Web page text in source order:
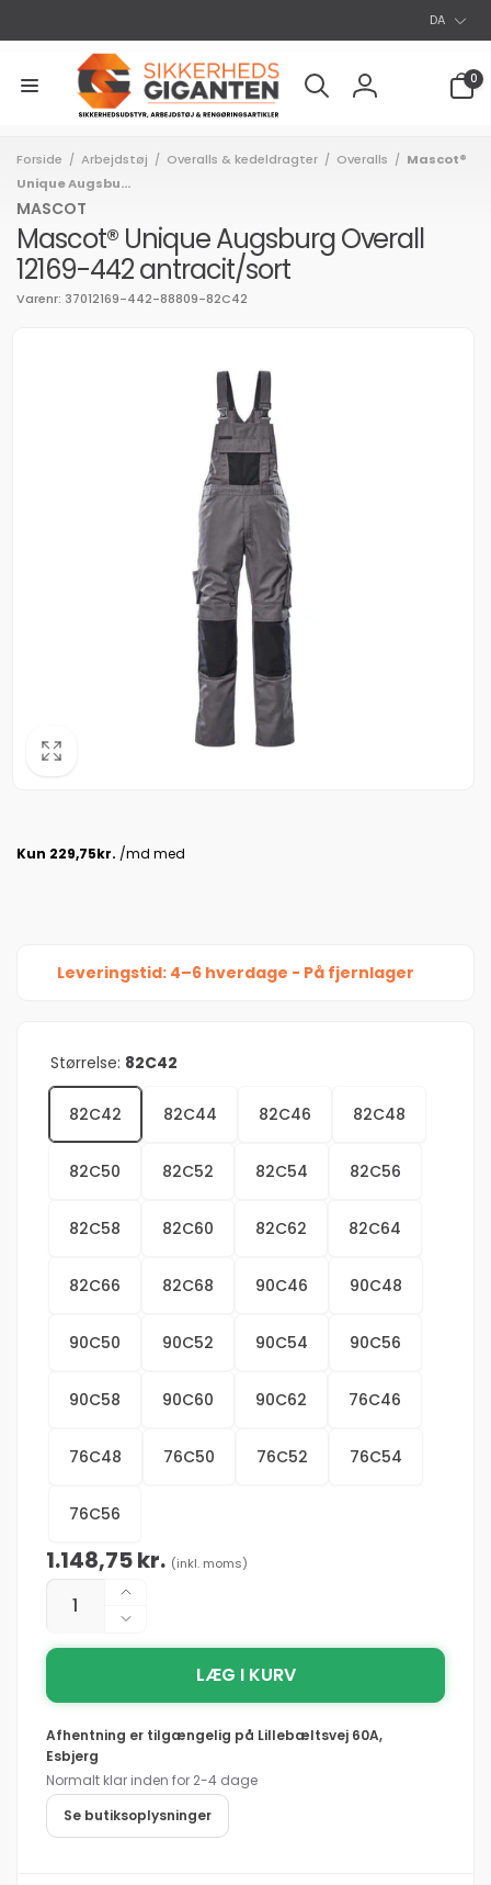
p
DA
Log
0
0
varer
Forside / Arbejdstøj / Overalls & kedeldragter / Overalls / Mascot®
Unique Augsbu...
MASCOT
Mascot® Unique Augsburg Overall
12169-442 antracit/sort
Varenr: 37012169-442-88809-82C42
Leveringstid: 4–6 hverdage - På fjernlager
Størrelse: 82C42
82C42 82C44 82C46 82C48
82C50 82C52 82C54 82C56
82C58 82C60 82C62 82C64
82C66 82C68 90C46 90C48
90C50 90C52 90C54 90C56
90C58 90C60 90C62 76C46
76C48 76C50 76C52 76C54
76C56
Normalpris
1.148,75 kr. (inkl. moms)
Antal
Øg
antallet
for
Mascot®
Overall
442
antracit/sort
Reducer
antallet
Mascot®
Augsburg
12169-
442
antracit/sort
LÆG I KURV
Afhentning er tilgængelig på Lillebæltsvej 60A,
Esbjerg
Normalt klar inden for 2-4 dage
Se butiksoplysninger